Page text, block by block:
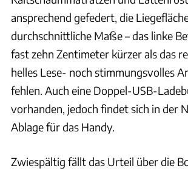
ansprechend gefedert, die
durchschnittliche Maße – das linke
fast zehn Zentimeter kürzer als das
helles Lese- noch stimmungsvolles
fehlen. Auch eine Doppel-USB-
vorhanden, jedoch findet sich in der
Ablage für das Handy.
Zwiespältig fällt das Urteil über die